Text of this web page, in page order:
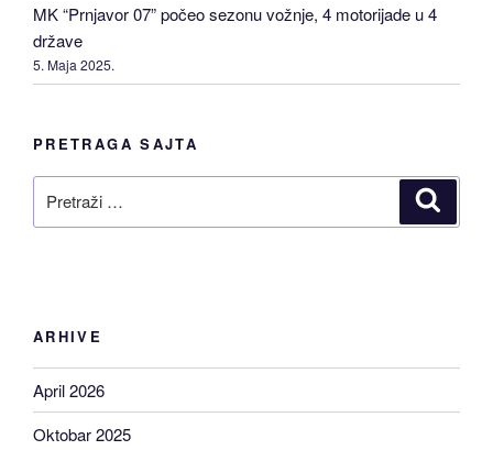
MK “Prnjavor 07” počeo sezonu vožnje, 4 motorijade u 4
države
5. Maja 2025.
PRETRAGA SAJTA
ARHIVE
April 2026
Oktobar 2025